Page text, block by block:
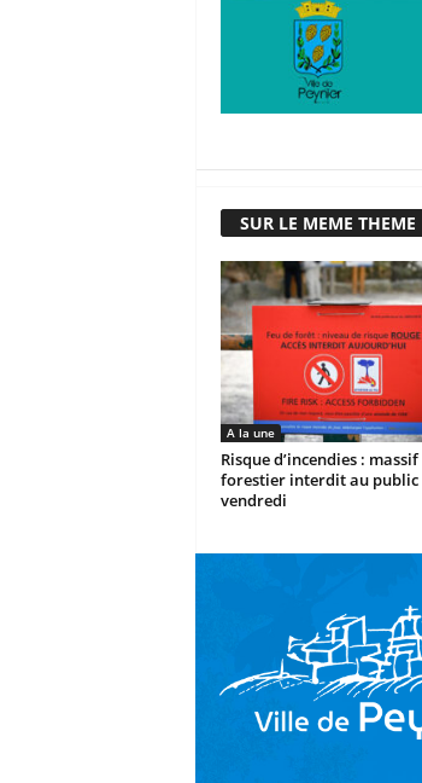
SUR LE MEME THEME
A la une
Risque d’incendies : massif
forestier interdit au public
vendredi